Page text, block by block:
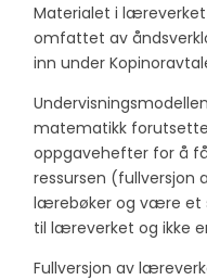
Materialet i
omfattet av
inn under
matematikk
oppgavehefter for å
ressursen
lærebøker og være et
til læreverket og ikke
Fullversjon av